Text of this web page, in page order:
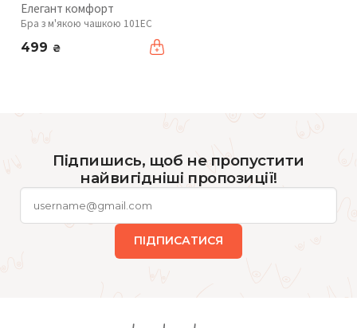
Елегант комфорт
Бра з м'якою чашкою 101EC
499 ₴
Підпишись, щоб не пропустити
найвигідніші пропозиції!
ПІДПИСАТИСЯ